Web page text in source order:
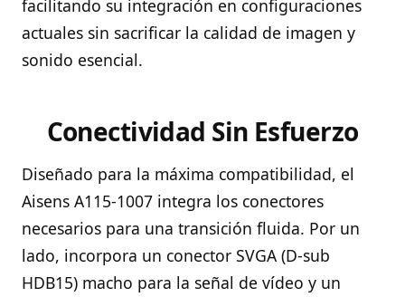
facilitando su integración en configuraciones
actuales sin sacrificar la calidad de imagen y
sonido esencial.
Conectividad Sin Esfuerzo
Diseñado para la máxima compatibilidad, el
Aisens A115-1007 integra los conectores
necesarios para una transición fluida. Por un
lado, incorpora un conector SVGA (D-sub
HDB15) macho para la señal de vídeo y un